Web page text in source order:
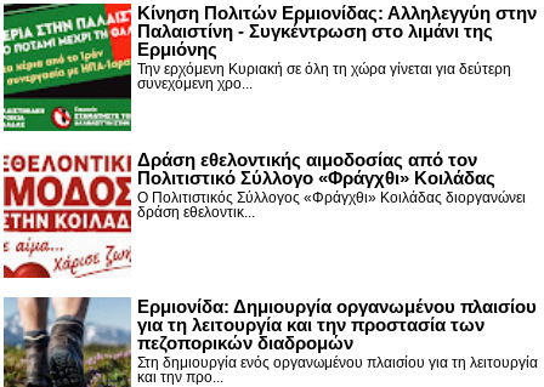
Κίνηση Πολιτών Ερμιονίδας: Αλληλεγγύη στην
Παλαιστίνη - Συγκέντρωση στο λιμάνι της
Ερμιόνης
Την ερχόμενη Κυριακή σε όλη τη χώρα γίνεται για δεύτερη
συνεχόμενη χρο...
Δράση εθελοντικής αιμοδοσίας από τον
Πολιτιστικό Σύλλογο «Φράγχθι» Κοιλάδας
Ο Πολιτιστικός Σύλλογος «Φράγχθι» Κοιλάδας διοργανώνει
δράση εθελοντικ...
Ερμιονίδα: Δημιουργία οργανωμένου πλαισίου
για τη λειτουργία και την προστασία των
πεζοπορικών διαδρομών
Στη δημιουργία ενός οργανωμένου πλαισίου για τη λειτουργία
και την προ...